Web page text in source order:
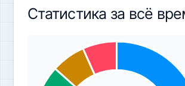
Статистика за всё